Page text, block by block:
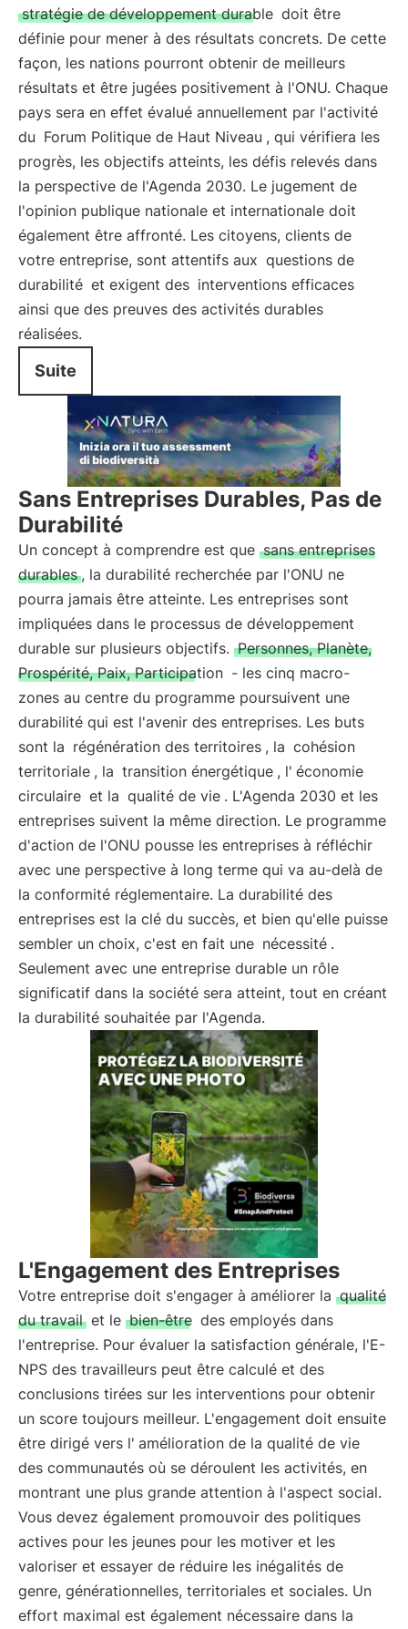
stratégie de développement durable doit être
définie pour mener à des résultats concrets. De cette
façon, les nations pourront obtenir de meilleurs
résultats et être jugées positivement à l'ONU. Chaque
pays sera en effet évalué annuellement par l'activité
du Forum Politique de Haut Niveau , qui vérifiera les
progrès, les objectifs atteints, les défis relevés dans
la perspective de l'Agenda 2030. Le jugement de
l'opinion publique nationale et internationale doit
également être affronté. Les citoyens, clients de
votre entreprise, sont attentifs aux questions de
durabilité et exigent des interventions efficaces
ainsi que des preuves des activités durables
réalisées.
Suite
Sans Entreprises Durables, Pas de
Durabilité
Un concept à comprendre est que sans entreprises
durables , la durabilité recherchée par l'ONU ne
pourra jamais être atteinte. Les entreprises sont
impliquées dans le processus de développement
durable sur plusieurs objectifs. Personnes, Planète,
Prospérité, Paix, Participation - les cinq macro-
zones au centre du programme poursuivent une
durabilité qui est l'avenir des entreprises. Les buts
sont la régénération des territoires , la cohésion
territoriale , la transition énergétique , l' économie
circulaire et la qualité de vie . L'Agenda 2030 et les
entreprises suivent la même direction. Le programme
d'action de l'ONU pousse les entreprises à réfléchir
avec une perspective à long terme qui va au-delà de
la conformité réglementaire. La durabilité des
entreprises est la clé du succès, et bien qu'elle puisse
sembler un choix, c'est en fait une nécessité .
Seulement avec une entreprise durable un rôle
significatif dans la société sera atteint, tout en créant
la durabilité souhaitée par l'Agenda.
L'Engagement des Entreprises
Votre entreprise doit s'engager à améliorer la qualité
du travail et le bien-être des employés dans
l'entreprise. Pour évaluer la satisfaction générale, l'E-
NPS des travailleurs peut être calculé et des
conclusions tirées sur les interventions pour obtenir
un score toujours meilleur. L'engagement doit ensuite
être dirigé vers l' amélioration de la qualité de vie
des communautés où se déroulent les activités, en
montrant une plus grande attention à l'aspect social.
Vous devez également promouvoir des politiques
actives pour les jeunes pour les motiver et les
valoriser et essayer de réduire les inégalités de
genre, générationnelles, territoriales et sociales. Un
effort maximal est également nécessaire dans la